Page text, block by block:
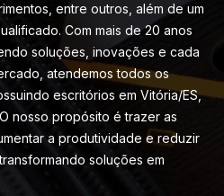
entre outros, além de um
Com mais de 20 anos
soluções, inovações e cada
atendemos todos os
escritórios em Vitória/ES,
nosso propósito é trazer as
a produtividade e reduzir
soluções em